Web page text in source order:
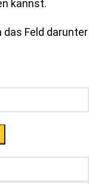
kannst.
das Feld darunter